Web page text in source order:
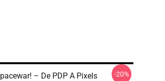
– De PDP A Pixels
-20%